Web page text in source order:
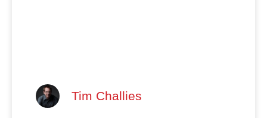
Tim Challies